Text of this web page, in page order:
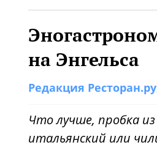
на Энгельса
Редакция Ресторан.ру
Что лучше, пробка
итальянский или